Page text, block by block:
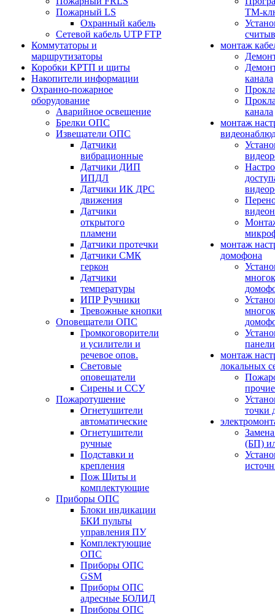
Пожарный LS
Охранный кабель
Сетевой кабель UTP FTP
Коммутаторы и
маршрутизаторы
Коробки КРТП и щиты
Накопители информации
Охранно-пожарное
оборудование
Аварийное освещение
Брелки ОПС
Извещатели ОПС
Датчики
вибрационные
Датчики ДИП
ИПДЛ
Датчики ИК ДРС
движения
Датчики
открытого
пламени
Датчики протечки
Датчики СМК
геркон
Датчики
температуры
ИПР Ручники
Тревожные кнопки
Оповещатели ОПС
Громкоговорители
и усилители и
речевое опов.
Световые
оповещатели
Сирены и ССУ
Пожаротушение
Огнетушители
автоматические
Огнетушители
ручные
Подставки и
крепления
Пож Щиты и
комплектующие
Приборы ОПС
Блоки индикации
БКИ пульты
управления ПУ
Комплектующие
ОПС
Приборы ОПС
GSM
Приборы ОПС
адресные БОЛИД
Приборы ОПС
ТМ-
монтаж
канала
канала
монтаж
монтаж
домофона
панели
монтаж
локальных
точки
(БП)